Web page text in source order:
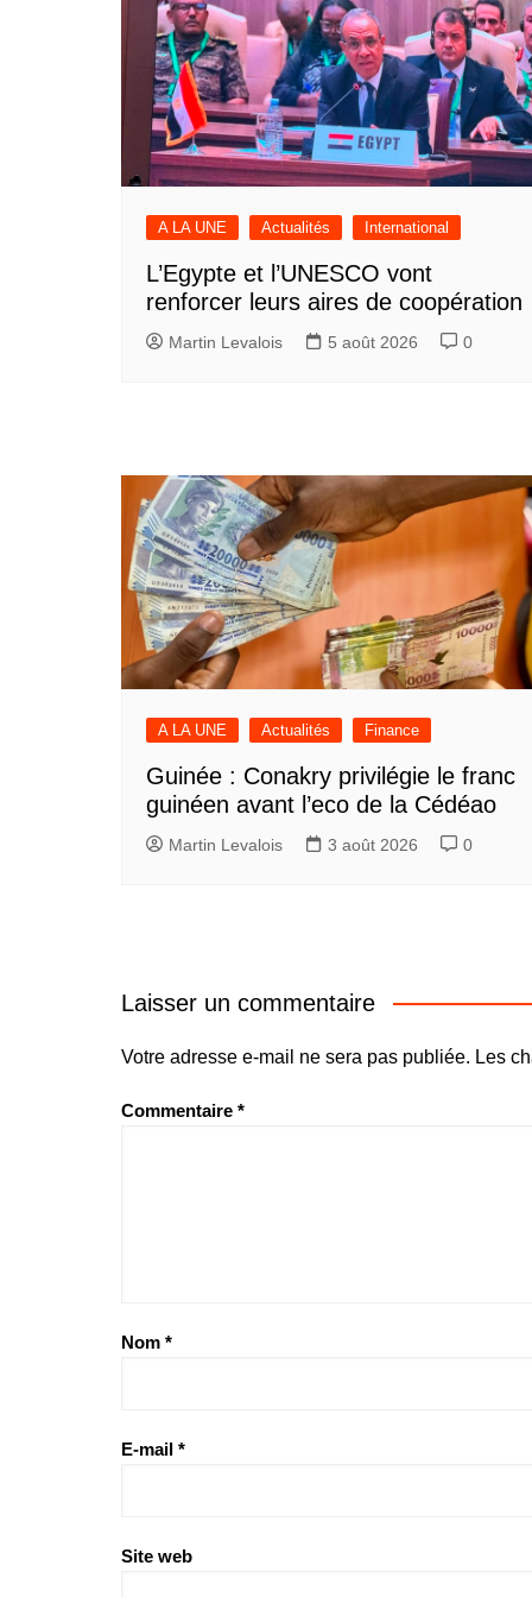
A LA UNE Actualités International
L’Egypte et l’UNESCO vont
renforcer leurs aires de coopération
Martin Levalois 5 août 2026 0
A LA UNE Actualités Finance
Guinée : Conakry privilégie le franc
guinéen avant l’eco de la Cédéao
Martin Levalois 3 août 2026 0
Laisser un commentaire
Votre adresse e-mail ne sera pas publiée. Les
Commentaire *
Nom *
E-mail *
Site web